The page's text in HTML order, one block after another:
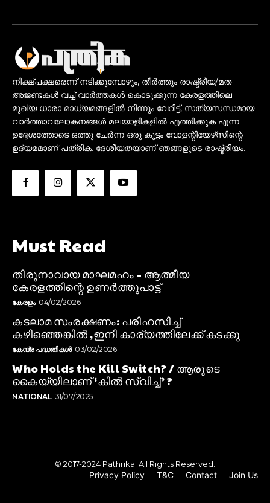
നിക്ഷ്പക്ഷരെന്ന് നടിക്കുമ്പോഴും, തീർത്തും രാഷ്ട്രീയ/മത
അജണ്ടകൾ വച്ച് വാർത്തകൾ കൊടുക്കുന്ന കേരളത്തിലെ
മുഖ്യ ധാരാ മാധ്യമങ്ങളിൽ നിന്നും വേറിട്ട്, സത്യസന്ധമായ
വാർത്താവലോകനങ്ങൾ മലയാളികളിൽ എത്തിക്കുക എന്ന
ഉദ്ദേശത്തോടെ ഒത്തു ചേർന്ന ഒരു കൂട്ടം വോളന്റിയേഴ്‌സിന്റെ
ഉദ്യമമാണ് പത്രിക. ദേശീയതയാണ് ഞങ്ങളുടെ രാഷ്ട്രീയം.
Must Read
തിരുനാവായ മാഘമഹം – ആത്മീയ
കേരളത്തിന്റെ ഉണർത്തുപാട്ട്
കേരളം 04/02/2026
കടലാമ സംരക്ഷണം: പരിഹസിച്ച്
കഴിഞ്ഞെങ്കിൽ ,ഇനി കാര്യത്തിലേക്ക് കടക്കു
കേന്ദ്ര പദ്ധതികൾ 03/02/2026
Who Holds the Kill Switch? / ആരുടെ
കൈയ്യിലാണ് ‘കിൽ സ്വിച്ച്’ ?
NATIONAL 31/07/2025
© 2017-2024 Pathrika. All Rights Reserved.
Privacy Policy T&C Contact Join Us